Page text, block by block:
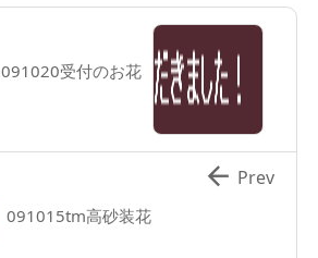
091020受付のお花
091015tm高砂装花
 Prev